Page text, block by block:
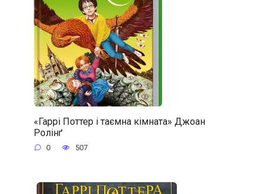
«Гаррі Поттер і таємна кімната» Джоан
Ролінґ
0 507